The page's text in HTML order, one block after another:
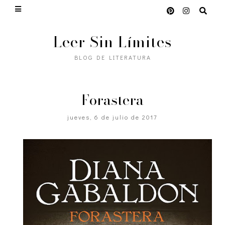
Leer Sin Límites
BLOG DE LITERATURA
Forastera
jueves, 6 de julio de 2017